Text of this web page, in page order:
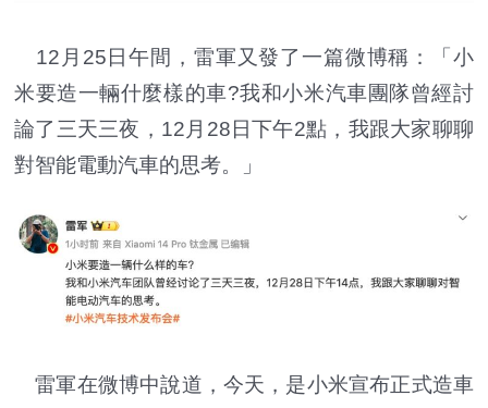
12月25日午間，雷軍又發了一篇微博稱：「小
米要造一輛什麼樣的車?我和小米汽車團隊曾經討
論了三天三夜，12月28日下午2點，我跟大家聊聊
對智能電動汽車的思考。」
雷軍在微博中說道，今天，是小米宣布正式造車